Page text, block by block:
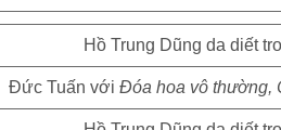
Đức Tuấn với Đóa hoa vô thường,